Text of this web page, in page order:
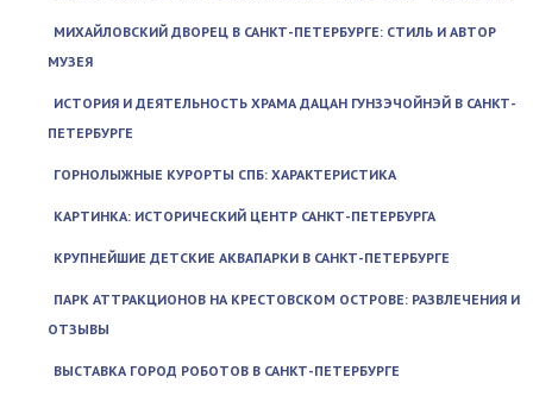
МИХАЙЛОВСКИЙ ДВОРЕЦ В САНКТ-ПЕТЕРБУРГЕ: СТИЛЬ И АВТОР
МУЗЕЯ
ИСТОРИЯ И ДЕЯТЕЛЬНОСТЬ ХРАМА ДАЦАН ГУНЗЭЧОЙНЭЙ В САНКТ-
ПЕТЕРБУРГЕ
ГОРНОЛЫЖНЫЕ КУРОРТЫ СПБ: ХАРАКТЕРИСТИКА
КАРТИНКА: ИСТОРИЧЕСКИЙ ЦЕНТР САНКТ-ПЕТЕРБУРГА
КРУПНЕЙШИЕ ДЕТСКИЕ АКВАПАРКИ В САНКТ-ПЕТЕРБУРГЕ
ПАРК АТТРАКЦИОНОВ НА КРЕСТОВСКОМ ОСТРОВЕ: РАЗВЛЕЧЕНИЯ И
ОТЗЫВЫ
ВЫСТАВКА ГОРОД РОБОТОВ В САНКТ-ПЕТЕРБУРГЕ